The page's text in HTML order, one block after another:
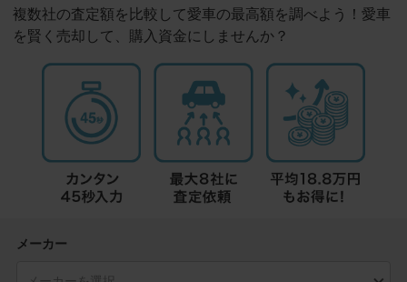
複数社の査定額を比較して愛車の最高額を調べよう！愛車
を賢く売却して、購入資金にしませんか？
メーカー